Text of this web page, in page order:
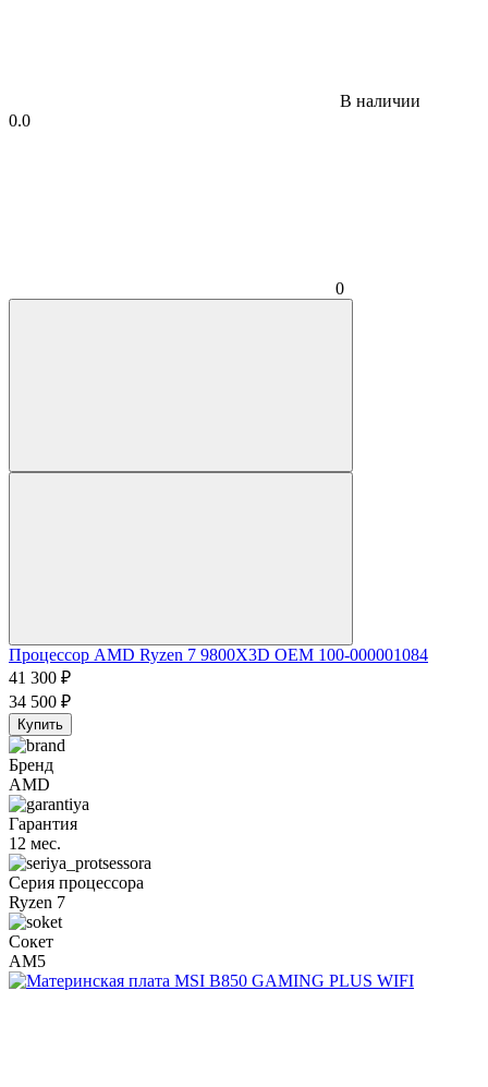
В наличии
0.0
0
Процессор AMD Ryzen 7 9800X3D OEM 100-000001084
41 300 ₽
34 500 ₽
Купить
Бренд
AMD
Гарантия
12 мес.
Серия процессора
Ryzen 7
Сокет
AM5